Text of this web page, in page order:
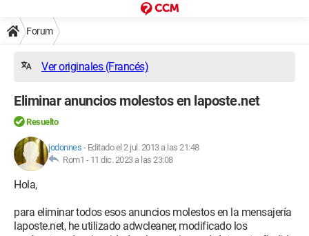
Forum
Ver originales (Francés)
Eliminar anuncios molestos en laposte.net
Resuelto
jodonnes - Editado el 2 jul. 2013 a las 21:48
Rom1 - 11 dic. 2023 a las 23:08
Hola,
para eliminar todos esos anuncios molestos en la mensajería
laposte.net, he utilizado adwcleaner, modificado los